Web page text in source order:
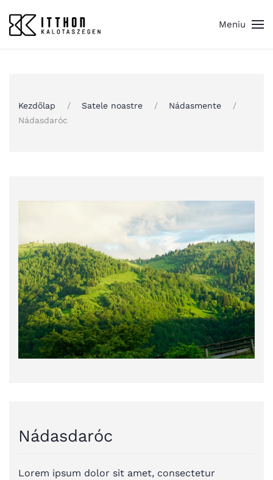
Skip to main content
Meniu
Kezdőlap Satele noastre
Nádasmente
Nádasdaróc
Nádasdaróc
Lorem ipsum dolor sit amet, consectetur